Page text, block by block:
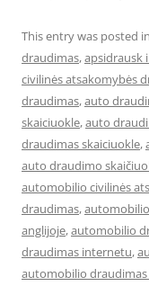
This entry was posted in
draudimas,apsidrausk
civilinės atsakomybės
draudimas,auto
skaiciuokle,auto
draudimas skaiciuokle,
auto draudimo
automobilio civilinės
draudimas,
anglijoje,automobilio
draudimas internetu,
automobilio draudimas